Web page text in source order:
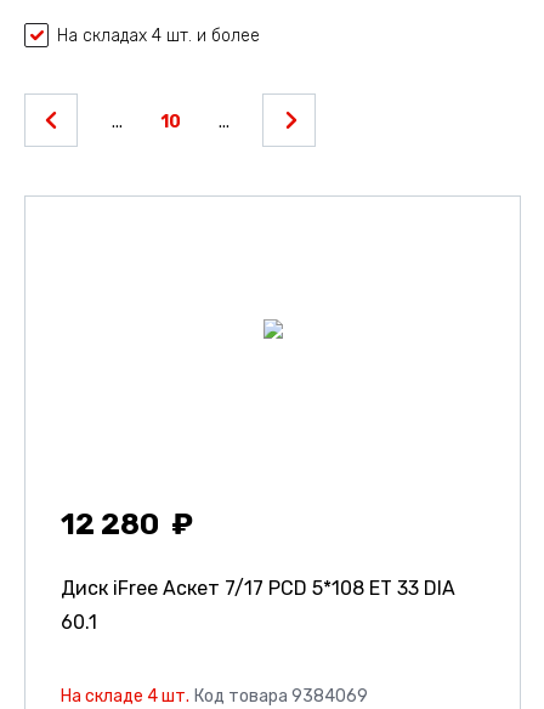
На складах 4 шт. и более
... 10 ...
12 280
Диск iFree Аскет 7/17 PCD 5*108 ET 33 DIA
60.1
На складе 4 шт. Код товара 9384069